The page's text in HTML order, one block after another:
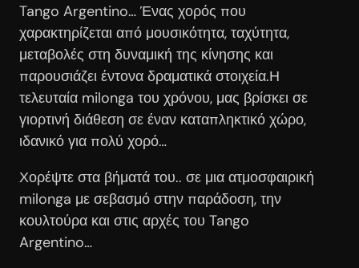
Tango Argentino… Ένας χορός που
χαρακτηρίζεται από μουσικότητα, ταχύτητα,
μεταβολές στη δυναμική της κίνησης και
παρουσιάζει έντονα δραματικά στοιχεία.Η
τελευταία milonga του χρόνου, μας βρίσκει σε
γιορτινή διάθεση σε έναν καταπληκτικό χώρο,
ιδανικό για πολύ χορό…
Χορέψτε στα βήματά του.. σε μια ατμοσφαιρική
milonga με σεβασμό στην παράδοση, την
κουλτούρα και στις αρχές του Tango
Argentino…